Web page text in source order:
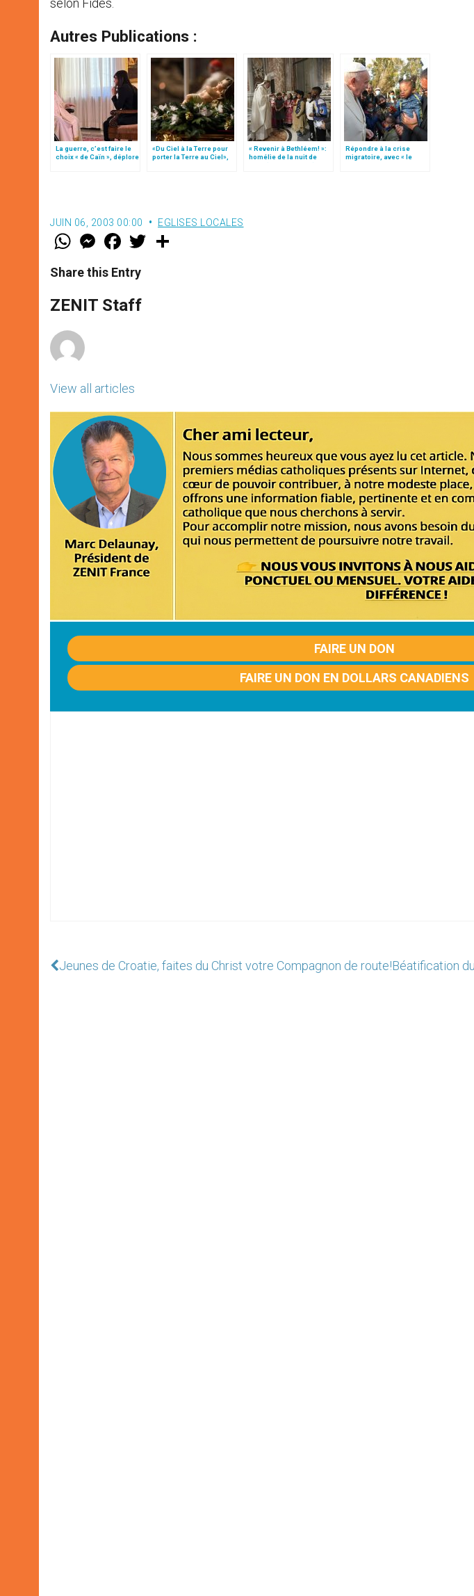
selon Fides.
Autres Publications :
La guerre, c’est faire le
choix « de Caïn », déplore
«Du Ciel à la Terre pour
porter la Terre au Ciel»,
« Revenir à Bethléem! »:
homélie de la nuit de
Noël (texte complet)
Répondre à la crise
migratoire, avec « le
JUIN 06, 2003 00:00 EGLISES LOCALES
W
t
s
p
p
M
e
s
e
g
e
F
a
e
b
o
k
w
Share this Entry
ZENIT Staff
View all articles
FAIRE UN DON
FAIRE UN DON EN DOLLARS CANADIENS
Jeunes de Croatie, faites du Christ votre Compagnon de route!Béatification